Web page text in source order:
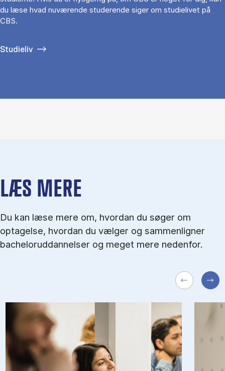
du læse hvad nuværende studerende siger om studielivet på
CBS.
Studieliv
LÆS MERE
Du kan læse mere om, hvordan du søger om
optagelse, hvordan du vælger og sammenligner
bacheloruddannelser og meget mere nedenfor.